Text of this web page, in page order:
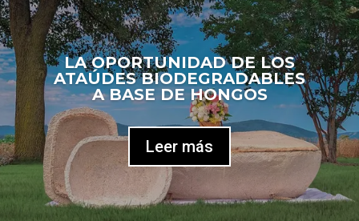
LA OPORTUNIDAD DE LOS
ATAÚDES BIODEGRADABLES
A BASE DE HONGOS
Leer más